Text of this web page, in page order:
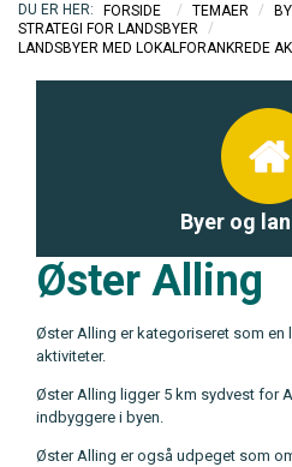
FORSIDE / TEMAER /
STRATEGI FOR LANDSBYER
/
LANDSBYER MED LOKALFORANKREDE
Byer og
Øster Alling
Øster Alling er kategoriseret som
aktiviteter.
Øster Alling ligger 5 km sydvest for
indbyggere i byen.
Øster Alling er også udpeget som